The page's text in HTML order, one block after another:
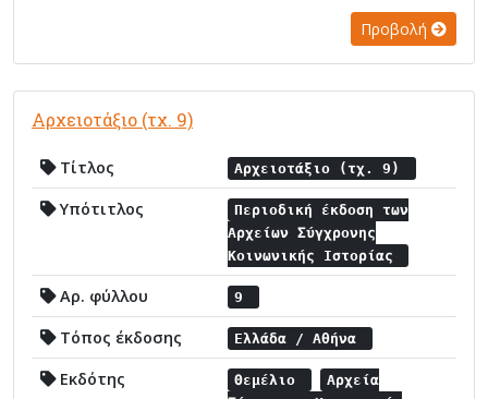
Προβολή
Αρχειοτάξιο (τχ. 9)
Τίτλος Αρχειοτάξιο (τχ. 9)
Υπότιτλος
Περιοδική έκδοση των
Αρχείων Σύγχρονης
Κοινωνικής Ιστορίας
Αρ. φύλλου 9
Τόπος έκδοσης Ελλάδα / Αθήνα
Εκδότης Θεμέλιο
Αρχεία